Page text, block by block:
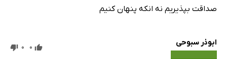
صداقت بپذیریم نه انکه پنهان کنیم
ابوذر سبوحی 0
0